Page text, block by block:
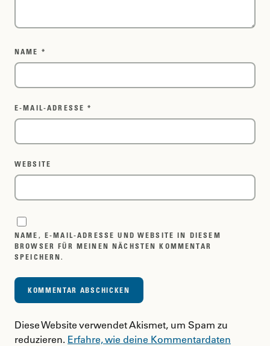
NAME *
E-MAIL-ADRESSE*
WEBSITE
NAME, E-MAIL-ADRESSE UND WEBSITE IN DIESEM
BROWSER FÜR MEINEN NÄCHSTEN KOMMENTAR
SPEICHERN.
Diese Website verwendet Akismet, um Spam zu
reduzieren. Erfahre, wie deine Kommentardaten